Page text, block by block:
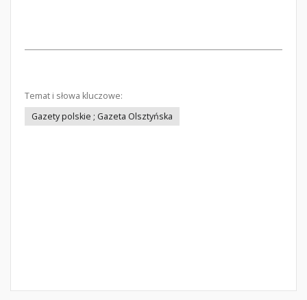
Temat i słowa kluczowe:
Gazety polskie ; Gazeta Olsztyńska